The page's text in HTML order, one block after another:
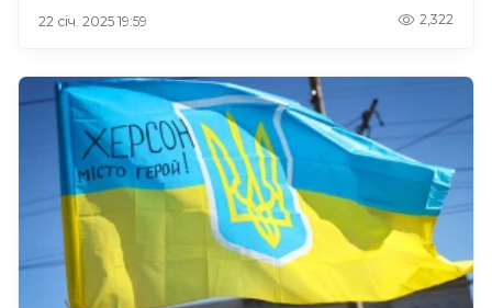
22 січ. 2025 19:59 2,322